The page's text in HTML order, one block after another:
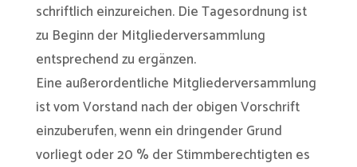
schriftlich einzureichen. Die Tagesordnung ist
zu Beginn der Mitgliederversammlung
entsprechend zu ergänzen.
Eine außerordentliche Mitgliederversammlung
ist vom Vorstand nach der obigen Vorschrift
einzuberufen, wenn ein dringender Grund
vorliegt oder 20 % der Stimmberechtigten es